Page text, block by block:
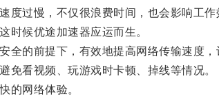
过慢，不仅很浪费时间，也会影响工作
候优途加速器应运而生。
的前提下，有效地提高网络传输速度，
看视频、玩游戏时卡顿、掉线等情况。
网络体验。